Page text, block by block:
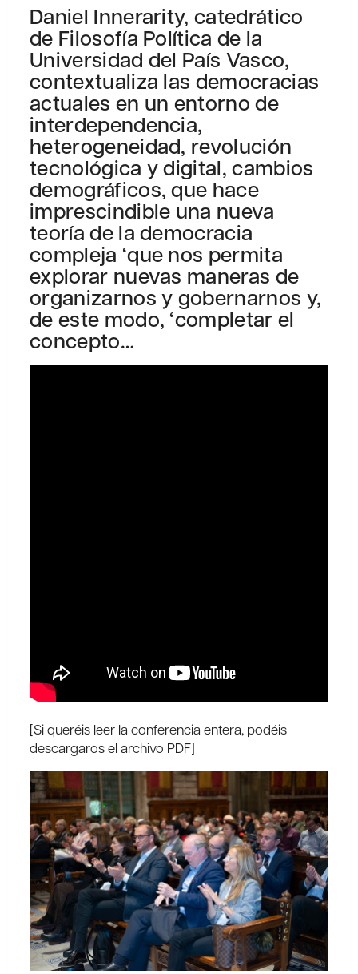
Daniel Innerarity, catedrático
de Filosofía Política de la
Universidad del País Vasco,
contextualiza las democracias
actuales en un entorno de
interdependencia,
heterogeneidad, revolución
tecnológica y digital, cambios
demográficos, que hace
imprescindible una nueva
teoría de la democracia
compleja ‘que nos permita
explorar nuevas maneras de
organizarnos y gobernarnos y,
de este modo, ‘completar el
concepto…
[Si queréis leer la conferencia entera, podéis
descargaros el archivo PDF]